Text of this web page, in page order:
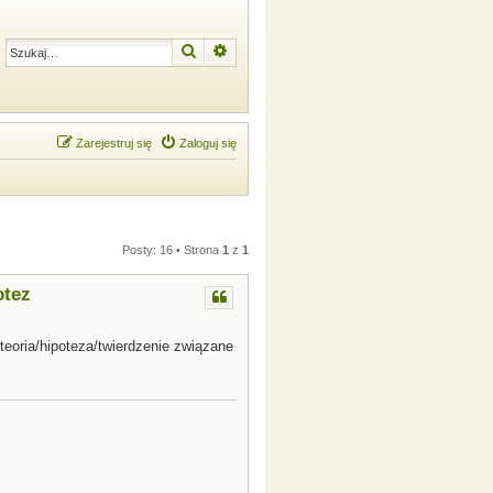
Szukaj
Zaloguj się
Zarejestruj się
Posty: 16 • Strona 1 z 1
hipoteza/twierdzenie związane